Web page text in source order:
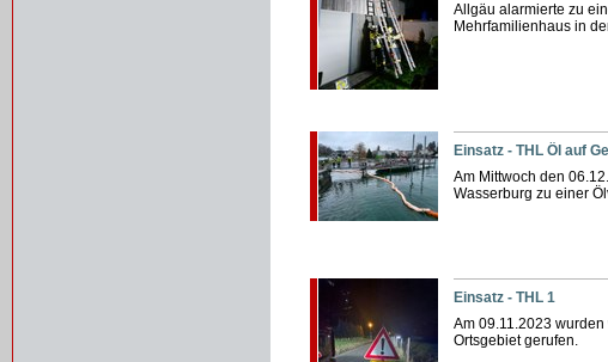
Allgäu alarmierte zu
Mehrfamilienhaus in
Einsatz - THL Öl auf
Am Mittwoch den
Wasserburg zu einer
Einsatz - THL 1
Am 09.11.2023
Ortsgebiet gerufen.